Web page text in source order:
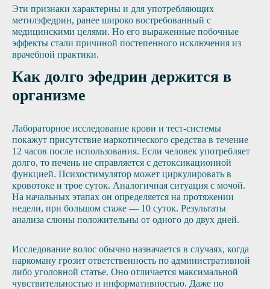
Эти признаки характерны и для употребляющих
метилэфедрин, ранее широко востребованный с
медицинскими целями. Но его выраженные побочные
эффекты стали причиной постепенного исключения из
врачебной практики.
Как долго эфедрин держится в
организме
Лабораторное исследование крови и тест-системы
покажут присутствие наркотического средства в течение
12 часов после использования. Если человек употребляет
долго, то печень не справляется с детоксикационной
функцией. Психостимулятор может циркулировать в
кровотоке и трое суток. Аналогичная ситуация с мочой.
На начальных этапах он определяется на протяжении
недели, при большом стаже — 10 суток. Результаты
анализа слюны положительны от одного до двух дней.
Исследование волос обычно назначается в случаях, когда
наркоману грозит ответственность по административной
либо уголовной статье. Оно отличается максимальной
чувствительностью и информативностью. Даже по